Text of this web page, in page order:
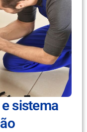
sistema